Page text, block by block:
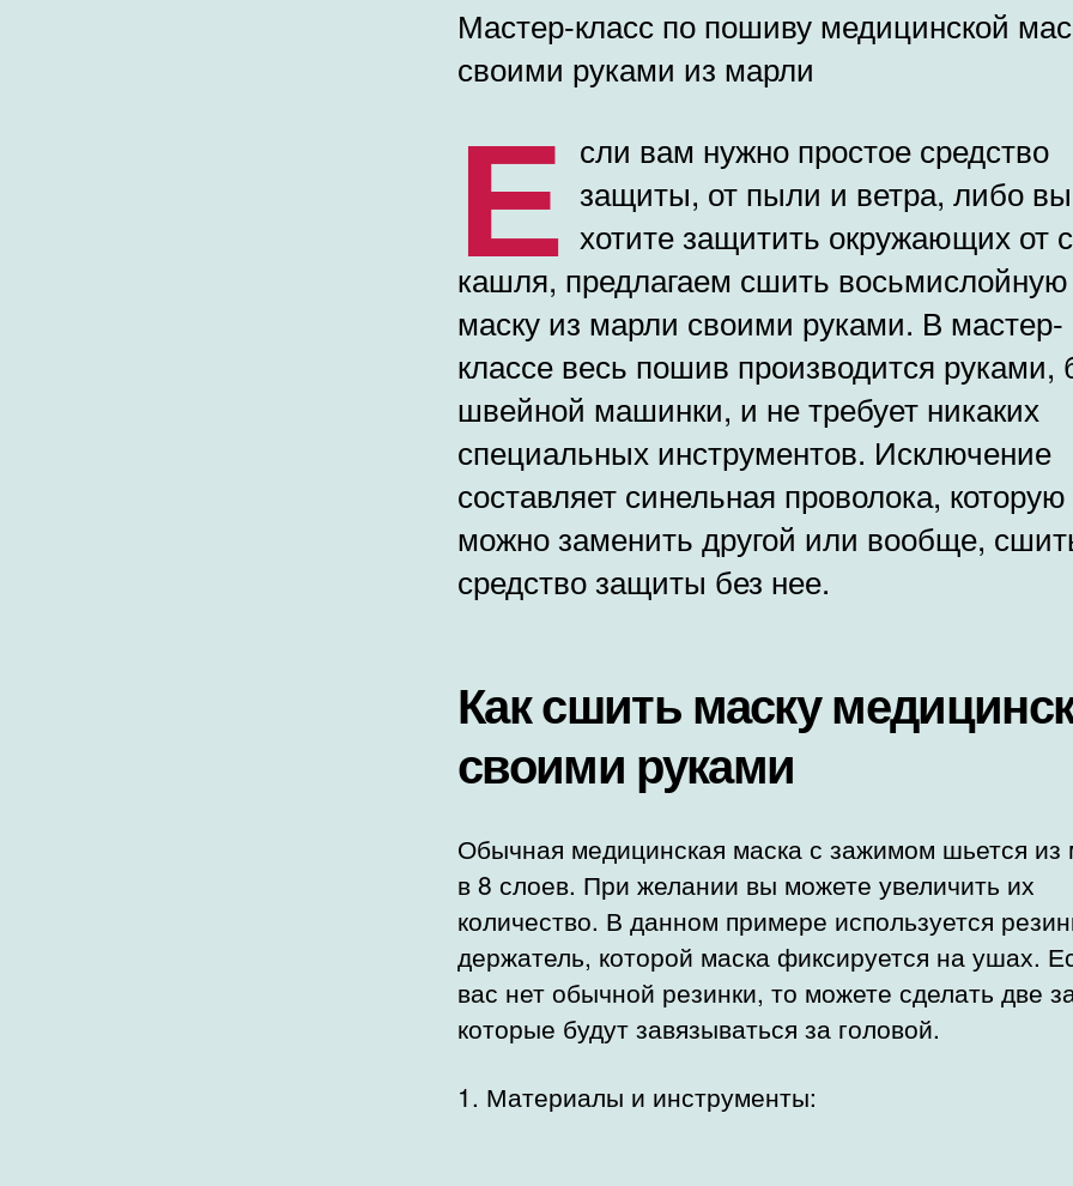
Мастер-класс по пошиву медицинской
своими руками из марли
Е сли вам нужно простое средство
защиты, от пыли и ветра, либо вы
хотите защитить окружающих от
кашля, предлагаем сшить восьмислойную
маску из марли своими руками. В мастер-
классе весь пошив производится руками,
швейной машинки, и не требует никаких
специальных инструментов. Исключение
составляет синельная проволока, которую
можно заменить другой или вообще,
средство защиты без нее.
Как сшить маску
своими руками
Обычная медицинская маска с зажимом шьется из
в 8 слоев. При желании вы можете увеличить их
количество. В данном примере используется
держатель, которой маска фиксируется на ушах.
вас нет обычной резинки, то можете сделать две
которые будут завязываться за головой.
1. Материалы и инструменты: